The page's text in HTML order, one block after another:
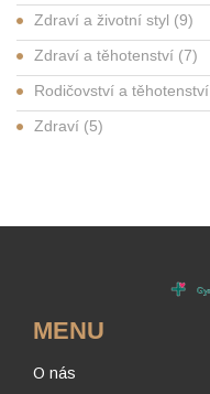
Zdraví a životní styl (9)
Zdraví a těhotenství (7)
Rodičovství a těhotenství
Zdraví (5)
MENU
O nás